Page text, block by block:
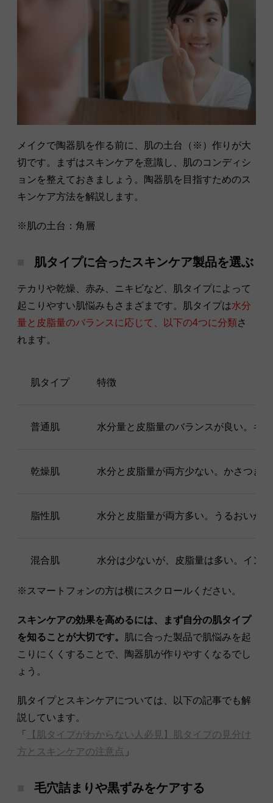
メイクで陶器肌を作る前に、肌の土台（※）作りが大
切です。まずはスキンケアを意識し、肌のコンディシ
ョンを整えておきましょう。陶器肌を目指すためのス
キンケア方法を解説します。
※肌の土台：角層
肌タイプに合ったスキンケア製品を選ぶ
テカリや乾燥、赤み、ニキビなど、肌タイプによって
起こりやすい肌悩みもさまざまです。肌タイプは水分
量と皮脂量のバランスに応じて、以下の4つに分類さ
れます。
肌タイプ 特徴
普通肌 水分量と皮脂量のバランスが良い。キ
乾燥肌 水分と皮脂量が両方少ない。かさつき
脂性肌 水分と皮脂量が両方多い。うるおいが
混合肌 水分は少ないが、皮脂量は多い。イン
※スマートフォンの方は横にスクロールください。
スキンケアの効果を高めるには、まず自分の肌タイプ
を知ることが大切です。
肌に合った製品で肌悩みを起
こりにくくすることで、陶器肌が作りやすくなるでし
ょう。
肌タイプとスキンケアについては、以下の記事でも解
説しています。
「
【肌タイプがわからない人必見】肌タイプの見分け
方とスキンケアの注意点 」
毛穴詰まりや黒ずみをケアする